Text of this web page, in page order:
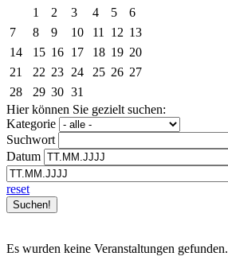
1
2 3 4 5
6
7
8 9 10 11 12 13
14
15 16 17 18 19 20
21
22 23 24 25 26 27
28
29 30 31
Hier können Sie gezielt suchen:
Kategorie
Suchwort
Datum
reset
Es wurden keine Veranstaltungen gefunden.